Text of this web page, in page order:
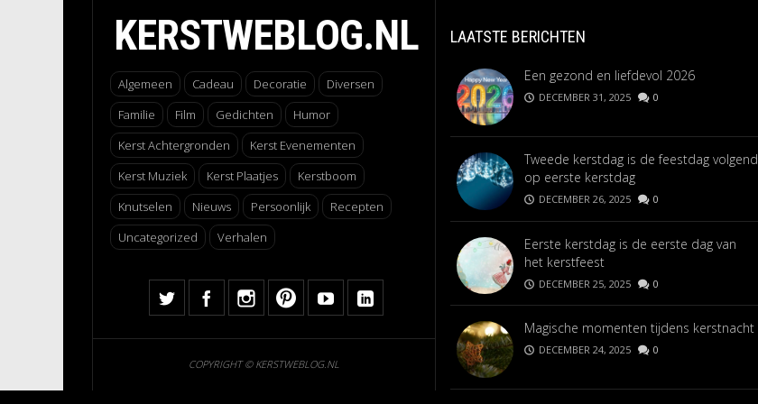
KERSTWEBLOG.NL
Algemeen Cadeau Decoratie
Diversen
Familie
Film Gedichten
Humor
Kerst Achtergronden
Kerst Evenementen
Kerst Muziek
Kerst Plaatjes
Kerstboom
Knutselen
Nieuws Persoonlijk
Recepten
Uncategorized
Verhalen
COPYRIGHT © KERSTWEBLOG.NL
LAATSTE BERICHTEN
Een gezond en liefdevol 2026
DECEMBER 31, 2025 0
Tweede kerstdag is de feestdag volgend
op eerste kerstdag
DECEMBER 26, 2025 0
Eerste kerstdag is de eerste dag van
het kerstfeest
DECEMBER 25, 2025 0
Magische momenten tijdens kerstnacht
DECEMBER 24, 2025 0